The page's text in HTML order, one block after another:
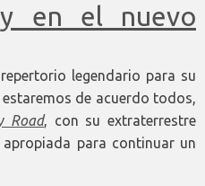
en el nuevo
legendario para su
de acuerdo todos,
Road, con su extraterrestre
para continuar un